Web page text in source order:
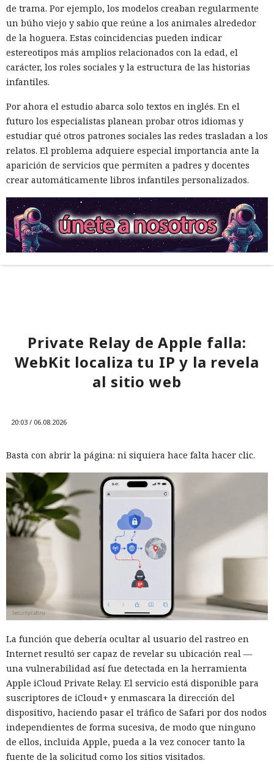
de trama. Por ejemplo, los modelos creaban regularmente
un búho viejo y sabio que reúne a los animales alrededor
de la hoguera. Estas coincidencias pueden indicar
estereotipos más amplios relacionados con la edad, el
carácter, los roles sociales y la estructura de las historias
infantiles.
Por ahora el estudio abarca solo textos en inglés. En el
futuro los especialistas planean probar otros idiomas y
estudiar qué otros patrones sociales las redes trasladan a los
relatos. El problema adquiere especial importancia ante la
aparición de servicios que permiten a padres y docentes
crear automáticamente libros infantiles personalizados.
Private Relay de Apple falla:
WebKit localiza tu IP y la revela
al sitio web
20:03 / 06.08.2026
Basta con abrir la página: ni siquiera hace falta hacer clic.
La función que debería ocultar al usuario del rastreo en
Internet resultó ser capaz de revelar su ubicación real —
una vulnerabilidad así fue detectada en la herramienta
Apple iCloud Private Relay. El servicio está disponible para
suscriptores de iCloud+ y enmascara la dirección del
dispositivo, haciendo pasar el tráfico de Safari por dos nodos
independientes de forma sucesiva, de modo que ninguno
de ellos, incluida Apple, pueda a la vez conocer tanto la
fuente de la solicitud como los sitios visitados.